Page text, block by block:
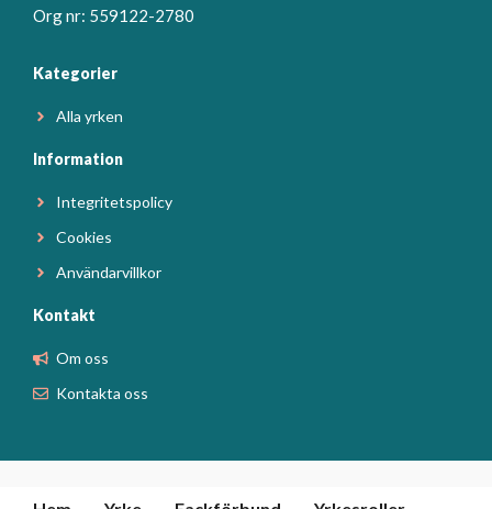
Org nr: 559122-2780
Kategorier
Alla yrken
Information
Integritetspolicy
Cookies
Användarvillkor
Kontakt
Om oss
Kontakta oss